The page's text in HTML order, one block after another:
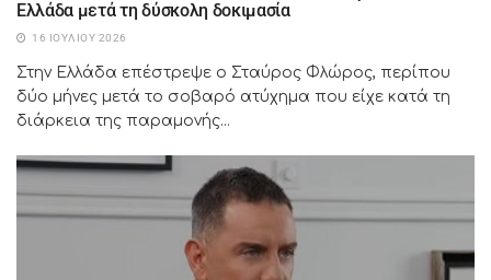
Ελλάδα μετά τη δύσκολη δοκιμασία
16 ΙΟΥΛΊΟΥ 2026
Στην Ελλάδα επέστρεψε ο Σταύρος Φλώρος, περίπου
δύο μήνες μετά το σοβαρό ατύχημα που είχε κατά τη
διάρκεια της παραμονής...